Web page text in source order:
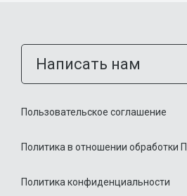
Написать нам
Пользовательское соглашение
Политика в отношении обработки
Политика конфиденциальности